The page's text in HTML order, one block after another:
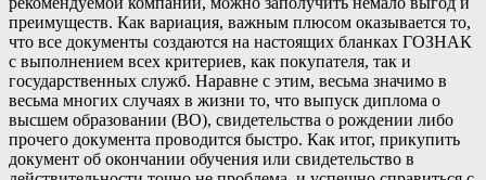
преимуществ. Как вариация, важным плюсом оказывается то,
что все документы создаются на настоящих бланках ГОЗНАК
с выполнением всех критериев, как покупателя, так и
государственных служб. Наравне с этим, весьма значимо в
весьма многих случаях в жизни то, что выпуск диплома о
высшем образовании (ВО), свидетельства о рождении либо
прочего документа проводится быстро. Как итог, прикупить
документ об окончании обучения или свидетельство в